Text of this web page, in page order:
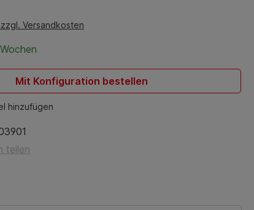
Versandkosten
Mit Konfiguration bestellen
hinzufügen
teilen